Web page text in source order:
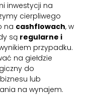
inwestycji na
cierpliwego
na cashflowach, w
są regularne i
przypadku.
na giełdzie
do
lub
na wynajem.